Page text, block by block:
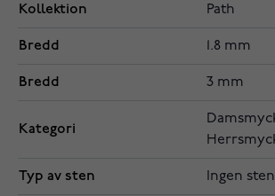
Kollektion Path
Bredd 1.8 mm
Bredd 3 mm
Kategori
Typ av sten Ingen sten